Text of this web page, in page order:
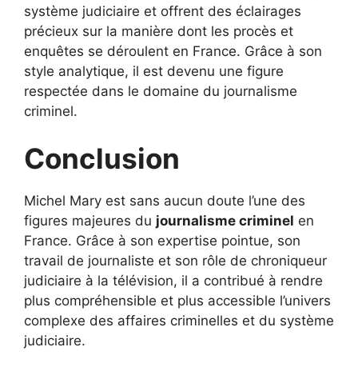
système judiciaire et offrent des éclairages
précieux sur la manière dont les procès et
enquêtes se déroulent en France. Grâce à son
style analytique, il est devenu une figure
respectée dans le domaine du journalisme
criminel.
Conclusion
Michel Mary est sans aucun doute l’une des
figures majeures du journalisme criminel en
France. Grâce à son expertise pointue, son
travail de journaliste et son rôle de chroniqueur
judiciaire à la télévision, il a contribué à rendre
plus compréhensible et plus accessible l’univers
complexe des affaires criminelles et du système
judiciaire.